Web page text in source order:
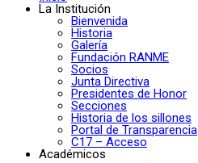
La Institución
Bienvenida
Historia
Galería
Fundación RANME
Socios
Junta Directiva
Presidentes de Honor
Secciones
Historia de los sillones
Portal de Transparencia
C17 – Acceso
Académicos